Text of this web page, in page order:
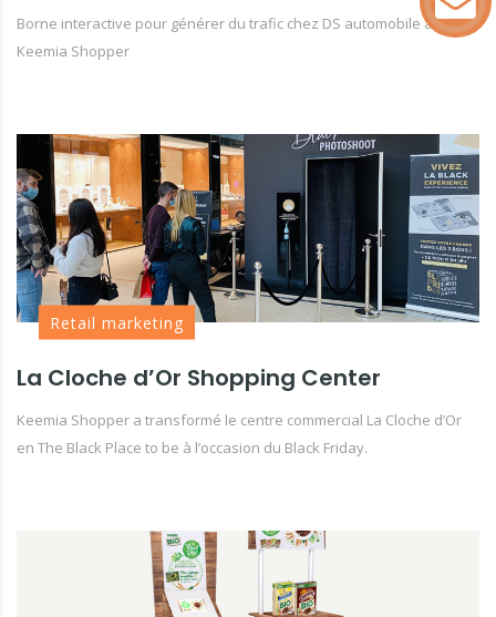
Borne interactive pour générer du trafic chez DS automobile avec
Keemia Shopper
Retail marketing
La Cloche d’Or Shopping Center
Keemia Shopper a transformé le centre commercial La Cloche d’Or
en The Black Place to be à l’occasion du Black Friday.